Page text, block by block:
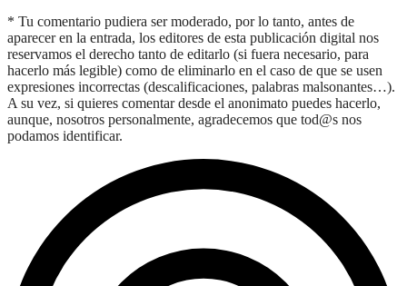
* Tu comentario pudiera ser moderado, por lo tanto, antes de
aparecer en la entrada, los editores de esta publicación digital nos
reservamos el derecho tanto de editarlo (si fuera necesario, para
hacerlo más legible) como de eliminarlo en el caso de que se usen
expresiones incorrectas (descalificaciones, palabras malsonantes…).
A su vez, si quieres comentar desde el anonimato puedes hacerlo,
aunque, nosotros personalmente, agradecemos que tod@s nos
podamos identificar.